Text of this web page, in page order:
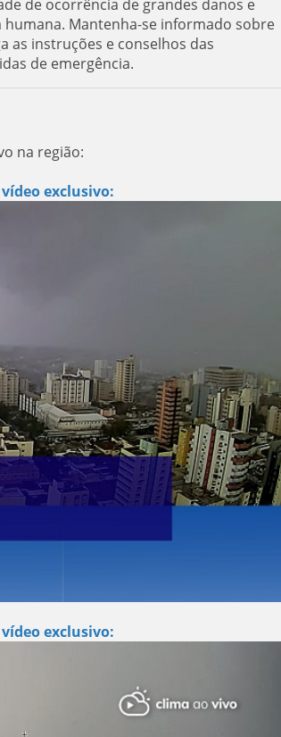
de ocorrência de grandes danos e
Mantenha-se informado sobre
as instruções e conselhos das
de emergência.
na região:
exclusivo:
exclusivo: